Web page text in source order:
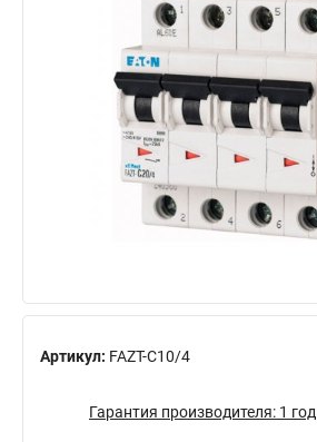
Артикул: FAZT-C10/4
Гарантия производителя: 1 год